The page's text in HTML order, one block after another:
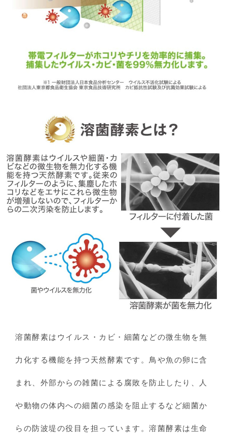
溶菌酵素はウイルス・カビ・細菌などの微生物を無
力化する機能を持つ天然酵素です。鳥や魚の卵に含
まれ、外部からの雑菌による腐敗を防止したり、人
や動物の体内への細菌の感染を阻止するなど細菌か
らの防波堤の役目を担っています。溶菌酵素は生命